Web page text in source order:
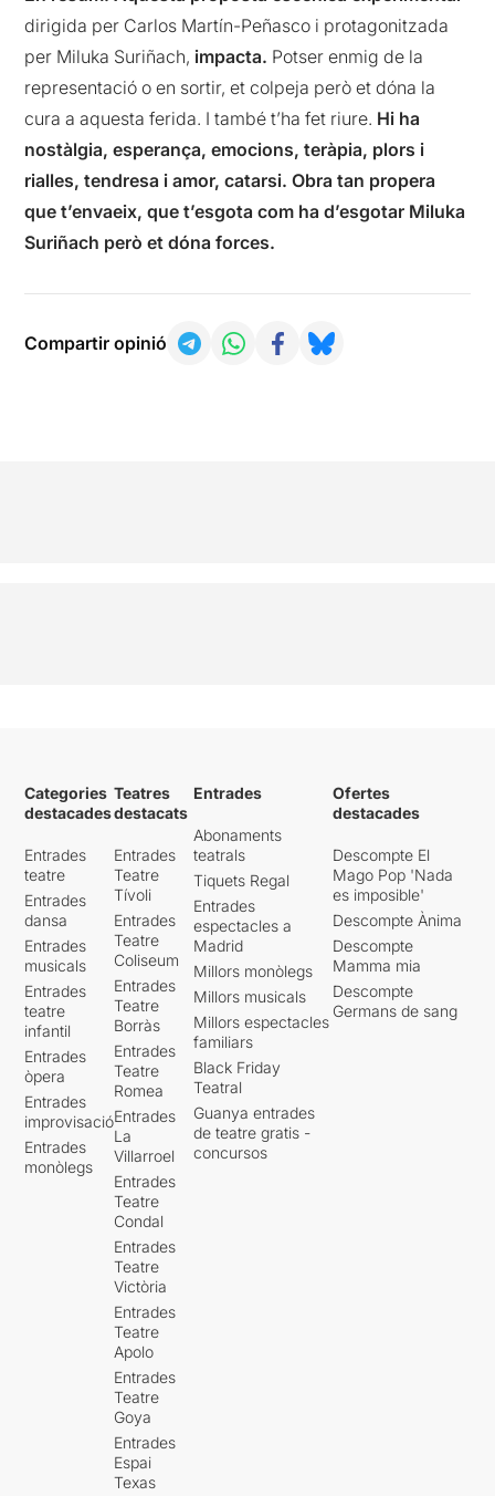
dirigida per Carlos Martín-Peñasco i protagonitzada
per Miluka Suriñach, impacta. Potser enmig de la
representació o en sortir, et colpeja però et dóna la
cura a aquesta ferida. I també t’ha fet riure. Hi ha
nostàlgia, esperança, emocions, teràpia, plors i
rialles, tendresa i amor, catarsi. Obra tan propera
que t’envaeix, que t’esgota com ha d’esgotar Miluka
Suriñach però et dóna forces.
Compartir opinió
Categories
destacades
Entrades
teatre
Entrades
dansa
Entrades
musicals
Entrades
teatre
infantil
Entrades
òpera
Entrades
improvisació
Entrades
monòlegs
Teatres
destacats
Entrades
Teatre
Tívoli
Entrades
Teatre
Coliseum
Entrades
Teatre
Borràs
Entrades
Teatre
Romea
Entrades
La
Villarroel
Entrades
Teatre
Condal
Entrades
Teatre
Victòria
Entrades
Teatre
Apolo
Entrades
Teatre
Goya
Entrades
Espai
Texas
Entrades
Abonaments
teatrals
Tiquets Regal
Entrades
espectacles a
Madrid
Millors monòlegs
Millors musicals
Millors espectacles
familiars
Black Friday
Teatral
Guanya entrades
de teatre gratis -
concursos
Ofertes
destacades
Descompte El
Mago Pop 'Nada
es imposible'
Descompte Ànima
Descompte
Mamma mia
Descompte
Germans de sang